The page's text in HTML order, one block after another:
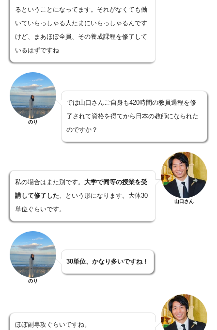
るということになってます。それがなくても働
いていらっしゃる人たまにいらっしゃるんです
けど、まあほぼ全員、その養成課程を修了して
いるはずですね
のり
では山口さんご自身も420時間の教員過程を修
了されて資格を得てから日本の教師になられた
のですか？
私の場合はまた別です。 大学で同等の授業を受
講して修了した 、という形になります。大体30
単位ぐらいです。
山口さん
のり
30単位、かなり多いですね！
ほぼ副専攻ぐらいですね。